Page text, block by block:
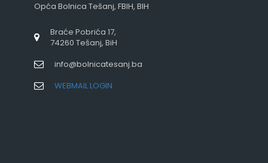
Opća Bolnica Tešanj, FBIH, BIH
Braće Pobrića 17,
74260 Tešanj, BiH
info@bolnicatesanj.ba
WEBMAIL LOGIN